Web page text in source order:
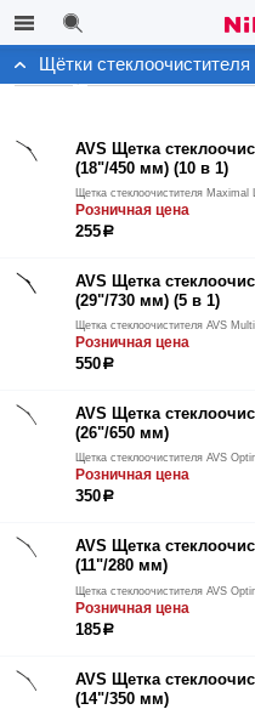
Каталог
Щётки стеклоочистителя
AVS Щетка
(18"/450 мм) (10 в 1)
Щетка стеклоочистителя
Розничная цена
255р
AVS Щетка
(29"/730 мм) (5 в 1)
Щетка стеклоочистителя AVS
Розничная цена
550р
AVS Щетка
(26"/650 мм)
Щетка стеклоочистителя AVS
Розничная цена
350р
AVS Щетка
(11"/280 мм)
Щетка стеклоочистителя AVS
Розничная цена
185р
AVS Щетка
(14"/350 мм)